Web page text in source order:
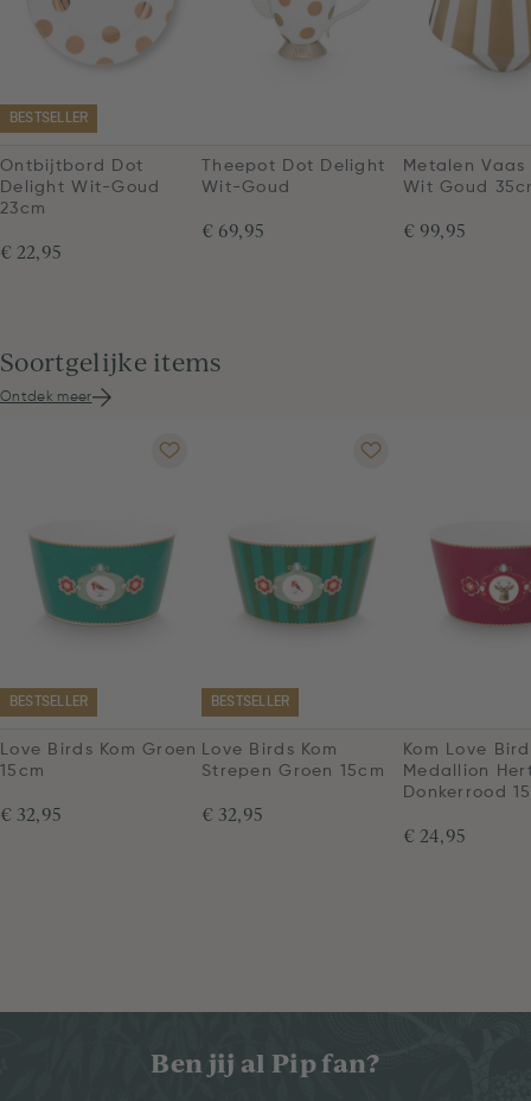
BESTSELLER
Ontbijtbord Dot
Delight Wit-Goud
23cm
€ 22,95
Theepot Dot Delight
Wit-Goud
€ 69,95
Metalen
Wit Goud
€ 99,95
Soortgelijke items
Ontdek meer
BESTSELLER
Love Birds Kom Groen
15cm
€ 32,95
BESTSELLER
Love Birds Kom
Strepen Groen 15cm
€ 32,95
Kom Love
Medallion
Donkerrood
€ 24,95
Ben jij al Pip fan?